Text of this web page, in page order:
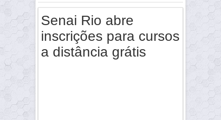
Senai Rio abre
inscrições para cursos
a distância grátis